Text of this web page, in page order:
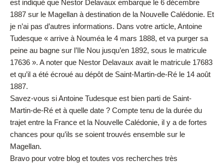
est indiqué que Nestor Delavaux embarque le 6 décembre
1887 sur le Magellan à destination de la Nouvelle Calédonie. Et
je n’ai pas d’autres informations. Dans votre article, Antoine
Tudesque « arrive à Nouméa le 4 mars 1888, et va purger sa
peine au bagne sur l’Ile Nou jusqu’en 1892, sous le matricule
17636 ». A noter que Nestor Delavaux avait le matricule 17683
et qu’il a été écroué au dépôt de Saint-Martin-de-Ré le 14 août
1887.
Savez-vous si Antoine Tudesque est bien parti de Saint-
Martin-de-Ré et à quelle date ? Compte tenu de la durée du
trajet entre la France et la Nouvelle Calédonie, il y a de fortes
chances pour qu’ils se soient trouvés ensemble sur le
Magellan.
Bravo pour votre blog et toutes vos recherches très